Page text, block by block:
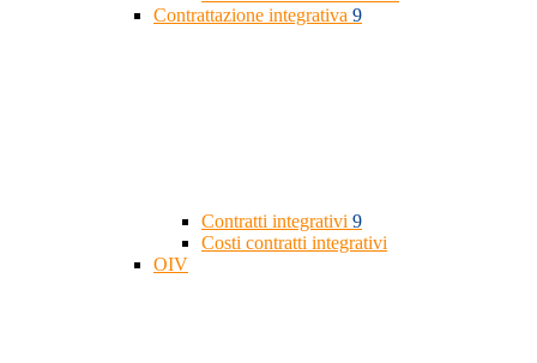
Contrattazione integrativa 9
Contratti integrativi 9
Costi contratti integrativi
OIV